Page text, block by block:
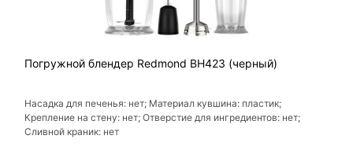
Погружной блендер Redmond BH423 (черный)
Насадка для печенья: нет; Материал кувшина: пластик;
Крепление на стену: нет; Отверстие для ингредиентов: нет;
Сливной краник: нет